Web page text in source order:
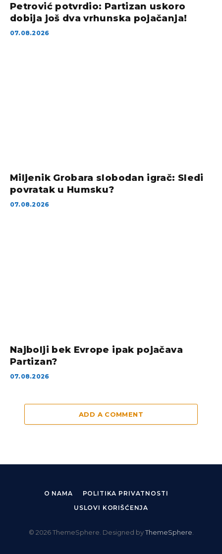
Petrović potvrdio: Partizan uskoro
dobija još dva vrhunska pojačanja!
07.08.2026
Miljenik Grobara slobodan igrač: Sledi
povratak u Humsku?
07.08.2026
Najbolji bek Evrope ipak pojačava
Partizan?
07.08.2026
ADD A COMMENT
O NAMA
POLITIKA PRIVATNOSTI
USLOVI KORIŠĆENJA
© 2026 ThemeSphere. Designed byThemeSphere